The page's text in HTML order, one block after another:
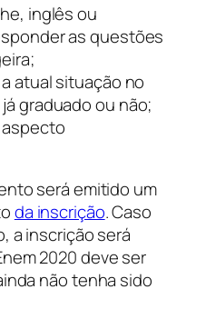
inglês ou
as questões
atual situação no
graduado ou não;
será emitido um
da inscrição. Caso
a inscrição será
2020 deve ser
não tenha sido